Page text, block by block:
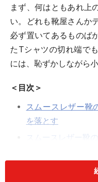
まず、何はともあれ上
い。どれも靴屋さんか
必ず置いてあるものば
たTシャツの切れ端で
には、恥ずかしながら
＜目次＞
スムースレザー靴
を落とす
スムースレザー靴
スムースレザー靴